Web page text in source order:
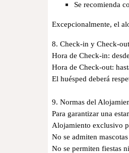
Se recomienda
Excepcionalmente, el
8. Check-in y Check-out
Hora de Check-in:
Hora de Check-out:
El huésped deberá
9. Normas del
Para garantizar una
Alojamiento exclusivo
No se admiten mascotas
No se permiten fiestas